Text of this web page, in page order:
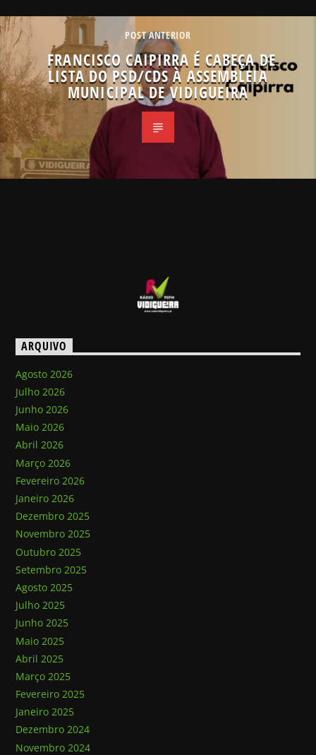
POST ANTERIOR
FRANCISCO CAIPIRRA É CABEÇA DE
LISTA DO PSD/CDS À ASSEMBLEIA
MUNICIPAL DE VIDIGUEIRA
ARQUIVO
Agosto 2026
Julho 2026
Junho 2026
Maio 2026
Abril 2026
Março 2026
Fevereiro 2026
Janeiro 2026
Dezembro 2025
Novembro 2025
Outubro 2025
Setembro 2025
Agosto 2025
Julho 2025
Junho 2025
Maio 2025
Abril 2025
Março 2025
Fevereiro 2025
Janeiro 2025
Dezembro 2024
Novembro 2024